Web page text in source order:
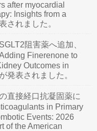
after myocardial
Insights from a
されました。
阻害薬へ追加、
Finerenone to
Outcomes in
発表されました。
直接経口抗凝固薬に
in Primary
Events: 2026
of the American